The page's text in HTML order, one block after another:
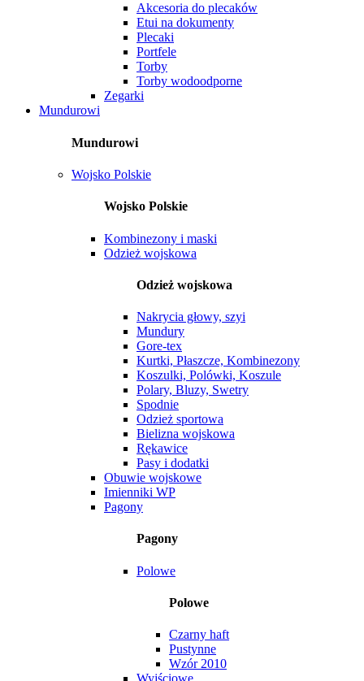
Akcesoria do plecaków
Etui na dokumenty
Plecaki
Portfele
Torby
Torby wodoodporne
Zegarki
Mundurowi
Mundurowi
Wojsko Polskie
Wojsko Polskie
Kombinezony i maski
Odzież wojskowa
Odzież wojskowa
Nakrycia głowy, szyi
Mundury
Gore-tex
Kurtki, Płaszcze, Kombinezony
Koszulki, Polówki, Koszule
Polary, Bluzy, Swetry
Spodnie
Odzież sportowa
Bielizna wojskowa
Rękawice
Pasy i dodatki
Obuwie wojskowe
Imienniki WP
Pagony
Pagony
Polowe
Polowe
Czarny haft
Pustynne
Wzór 2010
Wyjściowe